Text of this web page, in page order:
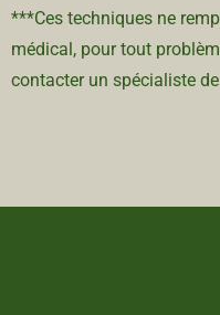
***Ces techniques ne
médical, pour tout
contacter un spécialiste